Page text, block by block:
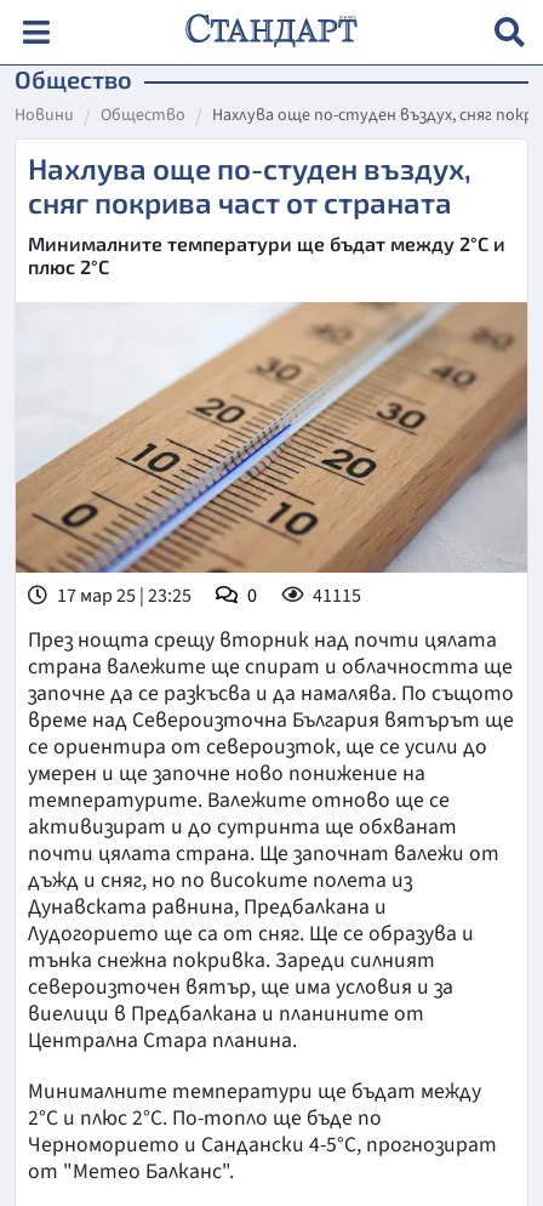
Общество
Новини Общество Нахлува още по-студен въздух, сняг
Нахлува още по-студен въздух,
сняг покрива част от страната
Минималните температури ще бъдат между 2°C и
плюс 2°C
17 мар 25 | 23:25 0 41115
През нощта срещу вторник над почти цялата
страна валежите ще спират и облачността ще
започне да се разкъсва и да намалява. По същото
време над Североизточна България вятърът ще
се ориентира от североизток, ще се усили до
умерен и ще започне ново понижение на
температурите. Валежите отново ще се
активизират и до сутринта ще обхванат
почти цялата страна. Ще започнат валежи от
дъжд и сняг, но по високите полета из
Дунавската равнина, Предбалкана и
Лудогорието ще са от сняг. Ще се образува и
тънка снежна покривка. Зареди силният
североизточен вятър, ще има условия и за
виелици в Предбалкана и планините от
Централна Стара планина.
Минималните температури ще бъдат между
2°C и плюс 2°C. По-топло ще бъде по
Черноморието и Сандански 4-5°C, прогнозират
от "Метео Балканс".